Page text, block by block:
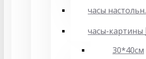
часы настольн.
часы-картины
30*40см